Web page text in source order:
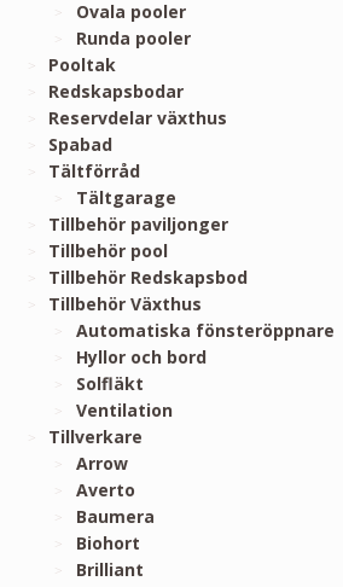
Ovala pooler
Runda pooler
Pooltak
Redskapsbodar
Reservdelar växthus
Spabad
Tältförråd
Tältgarage
Tillbehör paviljonger
Tillbehör pool
Tillbehör Redskapsbod
Tillbehör Växthus
Automatiska fönsteröppnare
Hyllor och bord
Solfläkt
Ventilation
Tillverkare
Arrow
Averto
Baumera
Biohort
Brilliant